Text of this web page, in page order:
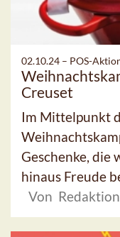
02.10.24 – POS-
Creuset
Im Mittelpunkt
Geschenke, die
hinaus Freude
Von Redaktion